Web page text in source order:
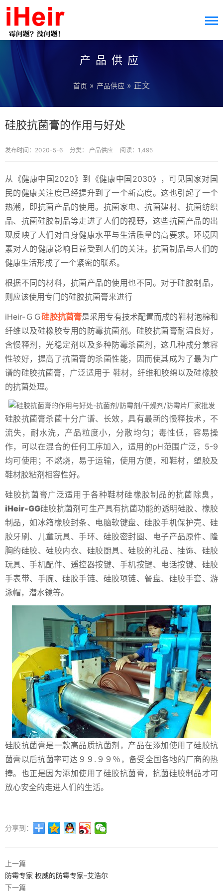
产品供应
首页 » 产品供应 » 正文
硅胶抗菌膏的作用与好处
发布时间：2020-5-6 分类： 产品供应 阅读：1,495
从《健康中国2020》到《健康中国2030》，可见国家对国
民的健康关注度已经提升到了一个新高度。这也引起了一个
热潮，即抗菌产品的使用。抗菌家电、抗菌建材、抗菌纺织
品、抗菌硅胶制品等走进了人们的视野，这些抗菌产品的出
现反映了人们对自身健康水平与生活质量的高要求。环境因
素对人的健康影响日益受到人们的关注。抗菌制品与人们的
健康生活形成了一个紧密的联系。
根据不同的材料，抗菌产品的使用也不同。对于硅胶制品，
则应该使用专门的硅胶抗菌膏来进行
iHeir-ＧＧ硅胶抗菌膏是采用专有技术配置而成的鞋材泡棉和
纤维以及硅橡胶专用的防霉抗菌剂。硅胶抗菌膏耐温良好，
含慢释剂，光稳定剂以及多种防霉杀菌剂，这几种成分兼容
性较好，提高了抗菌膏的杀菌性能，因而使其成为了最为广
谱的硅胶抗菌膏，广泛适用于 鞋材，纤维和胶绵以及硅橡胶
的抗菌处理。
硅胶抗菌膏杀菌十分广谱、长效，具有最新的慢释技术，不
流失，耐水洗，产品粒度小，分散均匀；毒性低，容易操
作，可以在混合的任何工序加入，适用的pH范围广泛，5-9
均可使用；不燃烧，易于运输，使用方便，和鞋材，塑胶及
鞋材胶粘剂相容性好。
硅胶抗菌膏广泛适用于各种鞋材硅橡胶制品的抗菌除臭，
iHeir-GG硅胶抗菌剂可生产具有抗菌功能的透明硅胶、橡胶
制品，如冰箱橡胶封条、电脑软键盘、硅胶手机保护壳、硅
胶牙刷、儿童玩具、手环、硅胶密封圈、电子产品原件、隆
胸的硅胶、硅胶内衣、硅胶厨具、硅胶的礼品、挂饰、硅胶
玩具、手机配件、遥控器按键、手机按键、电话按键、硅胶
手表带、手腕、硅胶手链、硅胶项链、餐盘、硅胶手套、游
泳帽，潜水镜等。
硅胶抗菌膏是一款高品质抗菌剂，产品在添加使用了硅胶抗
菌膏以后抗菌率可达９９.９９％，备受全国各地的厂商的热
捧。也正是因为添加使用了硅胶抗菌膏，抗菌硅胶制品才可
放心安全的走进人们的生活。
分享到：
上一篇
防霉专家 权威的防霉专家–艾浩尔
下一篇